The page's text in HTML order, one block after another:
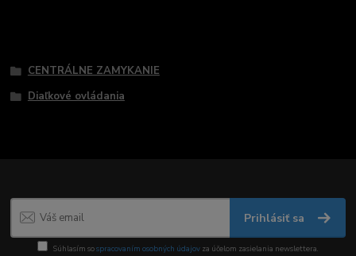
CENTRÁLNE ZAMYKANIE
Diaľkové ovládania
Prihlásiť sa
Súhlasím sospracovaním osobných údajov za účelom zasielania newslettera.